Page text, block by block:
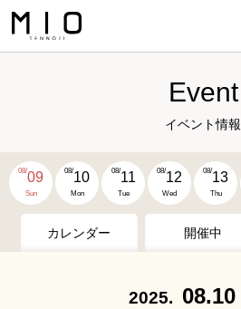
Event
イベント情報
08/09
Sun
08/10
Mon
08/11
Tue
08/12
Wed
08/13
Thu
カレンダー 開催中
2025. 08.10